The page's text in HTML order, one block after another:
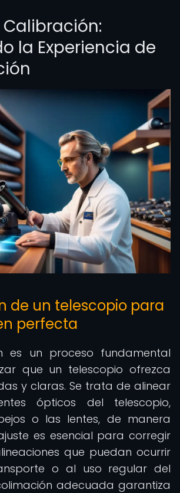
la Experiencia de
de un telescopio para
perfecta
es un proceso fundamental
que un telescopio ofrezca
y claras. Se trata de alinear
ópticos del telescopio,
o las lentes, de manera
es esencial para corregir
que puedan ocurrir
o al uso regular del
adecuada garantiza